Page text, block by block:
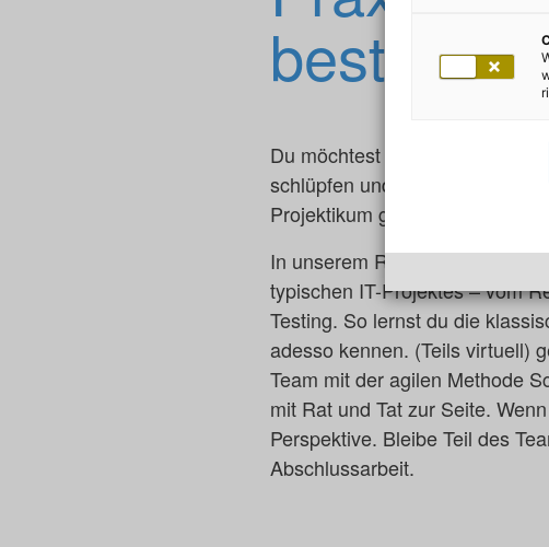
bestem
Du möchtest in deinem
schlüpfen und verschiedene
Projektikum genau das Richtige
In unserem
typischen IT-Projektes – vom
Testing. So lernst du die
adesso kennen. (Teils virtuell)
Team mit der agilen Methode
mit Rat und Tat zur Seite.
Perspektive. Bleibe Teil des
Abschlussarbeit.